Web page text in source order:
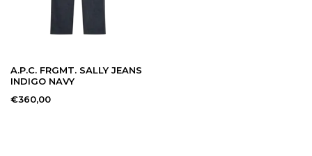
A.P.C. FRGMT. SALLY JEANS
INDIGO NAVY
€360,00